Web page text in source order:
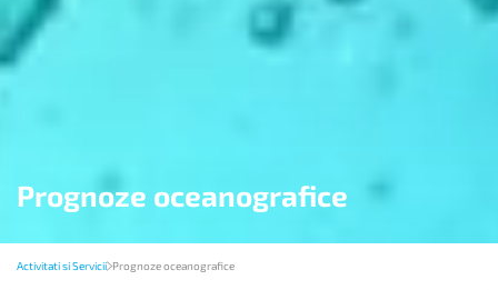
Prognoze oceanografice
Activitati si Servicii Prognoze oceanografice